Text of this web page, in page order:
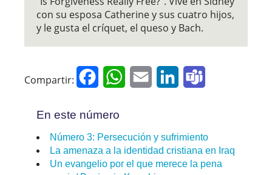
con su esposa Catherine y sus cuatro hijos,
y le gusta el críquet, el queso y Bach.
Compartir: FacebookWhatsApp
Email LinkedIn
En este número
Número 3: Persecución y sufrimiento
La amenaza a la identidad cristiana en Iraq
Un evangelio por el que merece la pena